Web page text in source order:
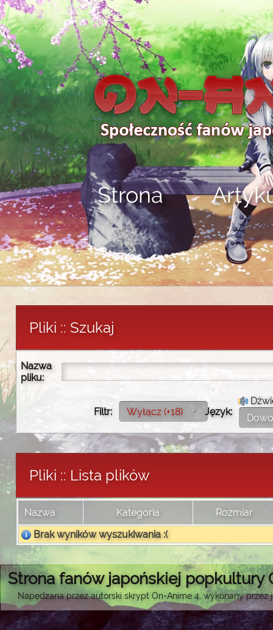
Strona
Pliki :: Szukaj
Nazwa
pliku:
Filtr: Wyłącz (+18) Język:
Pliki :: Lista plików
Nazwa Kategoria
Rozmiar
Brak wyników wyszukiwania :(
Strona fanów japońskiej popkultury
Napędzana przez autorski skrypt On-Anime 4, wykonany przez